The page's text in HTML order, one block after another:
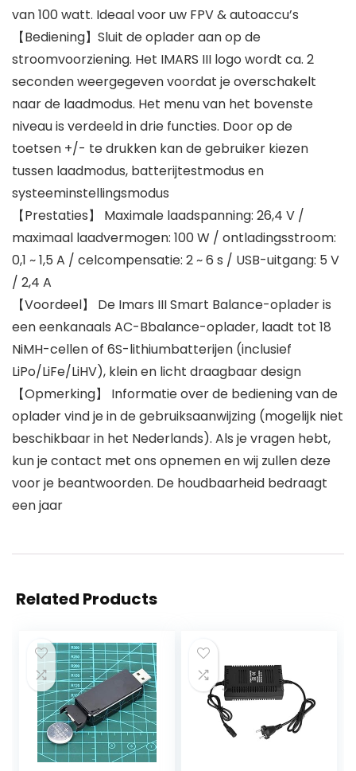
van 100 watt. Ideaal voor uw FPV & autoaccu’s
【Bediening】Sluit de oplader aan op de
stroomvoorziening. Het IMARS III logo wordt ca. 2
seconden weergegeven voordat je overschakelt
naar de laadmodus. Het menu van het bovenste
niveau is verdeeld in drie functies. Door op de
toetsen +/- te drukken kan de gebruiker kiezen
tussen laadmodus, batterijtestmodus en
systeeminstellingsmodus
【Prestaties】 Maximale laadspanning: 26,4 V /
maximaal laadvermogen: 100 W / ontladingsstroom:
0,1 ~ 1,5 A / celcompensatie: 2 ~ 6 s / USB-uitgang: 5 V
/ 2,4 A
【Voordeel】 De Imars III Smart Balance-oplader is
een eenkanaals AC-Bbalance-oplader, laadt tot 18
NiMH-cellen of 6S-lithiumbatterijen (inclusief
LiPo/LiFe/LiHV), klein en licht draagbaar design
【Opmerking】 Informatie over de bediening van de
oplader vind je in de gebruiksaanwijzing (mogelijk niet
beschikbaar in het Nederlands). Als je vragen hebt,
kun je contact met ons opnemen en wij zullen deze
voor je beantwoorden. De houdbaarheid bedraagt
een jaar
Related Products